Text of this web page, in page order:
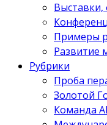
Примеры
Развитие
Рубрики
Проба
Золотой
Команда